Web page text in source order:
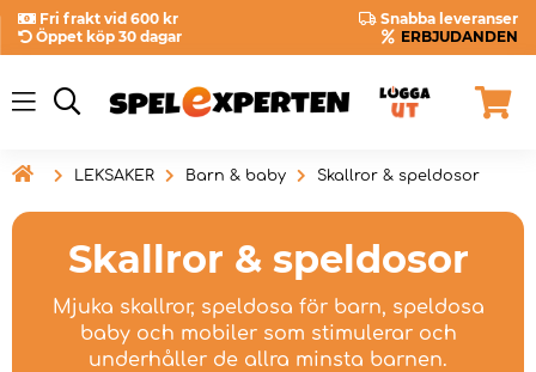
Fri frakt vid 600 kr
Snabba leveranser
Öppet köp 30 dagar
ERBJUDANDEN
 LEKSAKER Barn & baby Skallror & speldosor
Skallror & speldosor
Mjuka skallror, speldosa för barn, speldosa
baby och mobiler som stimulerar och
underhåller de allra minsta barnen.